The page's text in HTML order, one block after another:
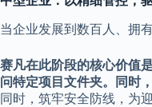
当企业发展到数百人、拥
赛凡在此阶段的核心价值
问特定项目文件夹。同时
同时，筑牢安全防线，为